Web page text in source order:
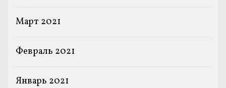
Март 2021
Февраль 2021
Январь 2021